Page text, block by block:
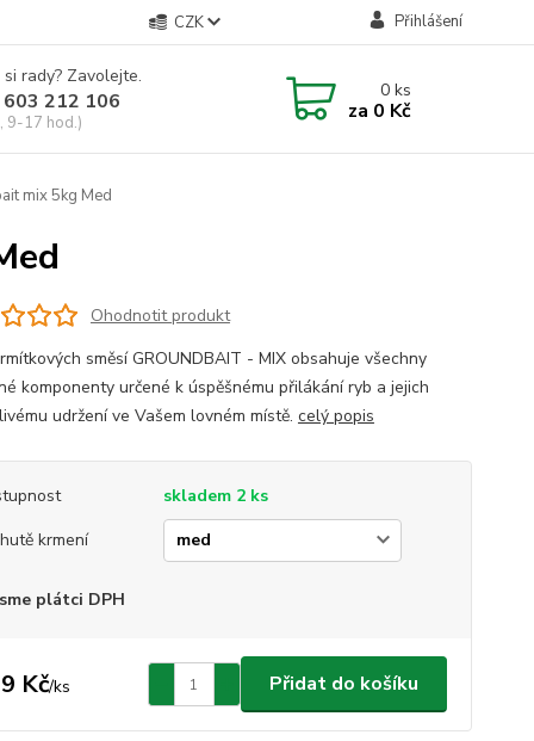
CZK Přihlášení
rady? Zavolejte.
212 106
9-17 hod.)
0ks
za 0 Kč
mix 5kg Med
Ohodnotit produkt
směsí GROUNDBAIT - MIX obsahuje všechny
komponenty určené k úspěšnému přilákání ryb a jejich
udržení ve Vašem lovném místě. celý popis
skladem 2 ks
krmení
plátci DPH
Kč/ks Přidat do košíku